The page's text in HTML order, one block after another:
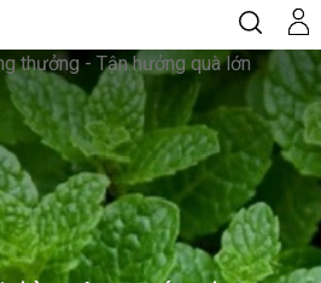
thưởng - Tận hưởng quà lớn